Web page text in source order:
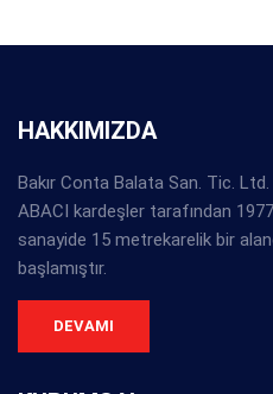
HAKKIMIZDA
Bakır Conta Balata San. Tic.
ABACI kardeşler tarafından 1977
sanayide 15 metrekarelik bir
başlamıştır.
DEVAMI